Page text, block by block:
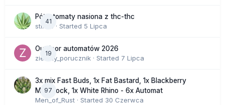
41
Półautomaty nasiona z thc-thc
stix33 · Started 5 Lipca
19
Outdoor automatów 2026
zielony_porucznik · Started 7 Lipca
97
3x mix Fast Buds, 1x Fat Bastard, 1x Blackberry
Moonrock, 1x White Rhino - 6x Automat
Men_of_Rust · Started 30 Czerwca